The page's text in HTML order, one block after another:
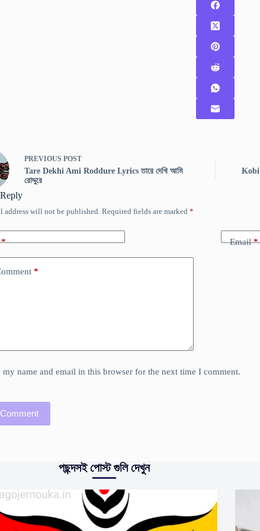
PREVIOUS POST
Tare Dekhi Ami Roddure Lyrics তারে দেখি আমি
রোদ্দুরে
address will not be published. Required fields are marked *
Email*
*
my name and email in this browser for the next time I comment.
পছন্দসই পোস্ট গুলি দেখুন